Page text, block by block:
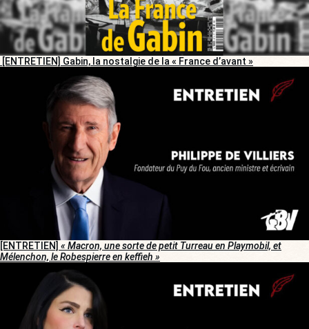
[ENTRETIEN] Gabin, la nostalgie de la « France d’avant »
[ENTRETIEN] « Macron, une sorte de petit Turreau en Playmobil, et
Mélenchon, le Robespierre en keffieh »